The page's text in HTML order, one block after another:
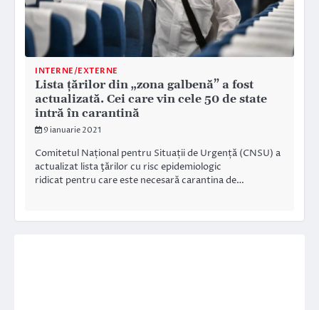
INTERNE/EXTERNE
Lista țărilor din „zona galbenă” a fost
actualizată. Cei care vin cele 50 de state
intră în carantină
9 ianuarie 2021
Comitetul Național pentru Situații de Urgență (CNSU) a
actualizat lista ţărilor cu risc epidemiologic
ridicat pentru care este necesară carantina de…